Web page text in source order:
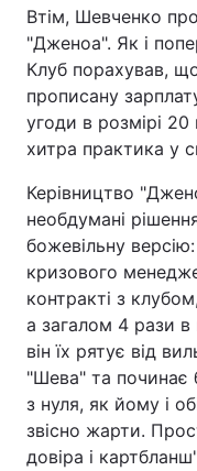
Втім, Шевченко
"Дженоа". Як і
Клуб порахував,
прописану
угоди в розмірі
хитра практика у
Керівництво
необдумані
божевільну
кризового
контракті з
а загалом 4 рази
він їх рятує від
"Шева" та починає
з нуля, як йому і
звісно жарти.
довіра і